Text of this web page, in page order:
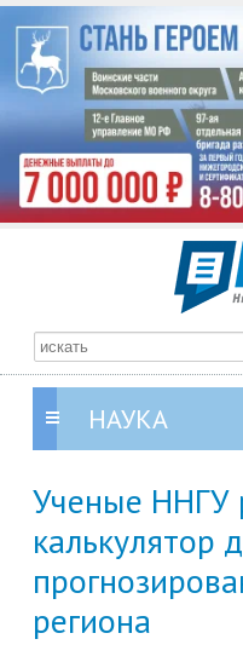
НАУКА
Ученые ННГУ
калькулятор
региона